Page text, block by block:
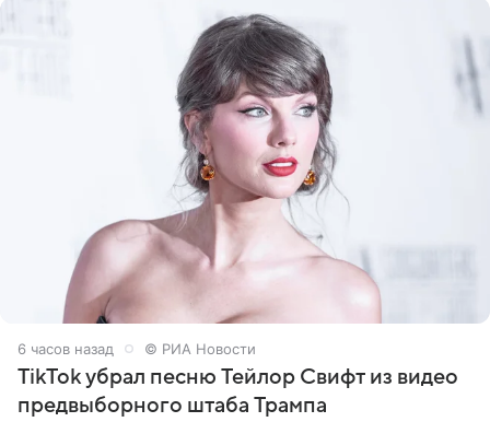
6 часов назад © РИА Новости
TikTok убрал песню Тейлор Свифт из видео
предвыборного штаба Трампа